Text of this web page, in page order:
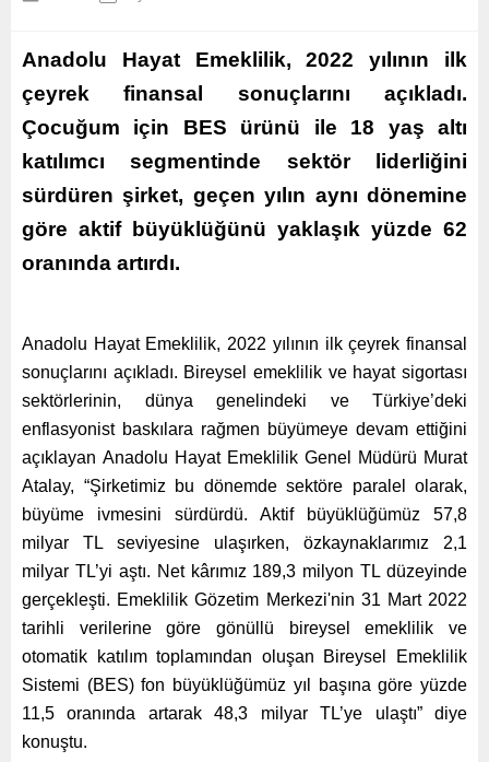
Anadolu Hayat Emeklilik, 2022 yılının ilk
çeyrek finansal sonuçlarını açıkladı.
Çocuğum için BES ürünü ile 18 yaş altı
katılımcı segmentinde sektör liderliğini
sürdüren şirket, geçen yılın aynı dönemine
göre aktif büyüklüğünü yaklaşık yüzde 62
oranında artırdı.
Anadolu Hayat Emeklilik, 2022 yılının ilk çeyrek finansal
sonuçlarını açıkladı. Bireysel emeklilik ve hayat sigortası
sektörlerinin, dünya genelindeki ve Türkiye’deki
enflasyonist baskılara rağmen büyümeye devam ettiğini
açıklayan Anadolu Hayat Emeklilik Genel Müdürü Murat
Atalay, “Şirketimiz bu dönemde sektöre paralel olarak,
büyüme ivmesini sürdürdü. Aktif büyüklüğümüz 57,8
milyar TL seviyesine ulaşırken, özkaynaklarımız 2,1
milyar TL’yi aştı. Net kârımız 189,3 milyon TL düzeyinde
gerçekleşti. Emeklilik Gözetim Merkezi'nin 31 Mart 2022
tarihli verilerine göre gönüllü bireysel emeklilik ve
otomatik katılım toplamından oluşan Bireysel Emeklilik
Sistemi (BES) fon büyüklüğümüz yıl başına göre yüzde
11,5 oranında artarak 48,3 milyar TL’ye ulaştı” diye
konuştu.